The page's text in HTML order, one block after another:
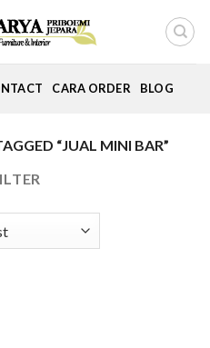
CARA ORDER BLOG
“JUAL MINI BAR”